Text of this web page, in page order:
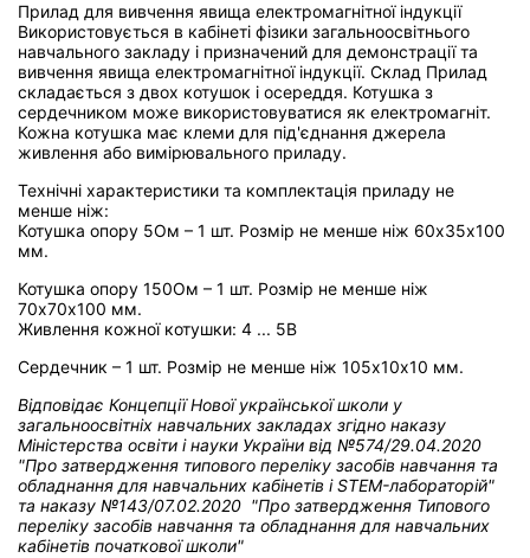
Прилад для вивчення явища електромагнітної індукції
Використовується в кабінеті фізики загальноосвітнього
навчального закладу і призначений для демонстрації та
вивчення явища електромагнітної індукції. Склад Прилад
складається з двох котушок і осереддя. Котушка з
сердечником може використовуватися як електромагніт.
Кожна котушка має клеми для під'єднання джерела
живлення або вимірювального приладу.
Технічні характеристики та комплектація приладу не
менше ніж:
Котушка опору 5Ом – 1 шт. Розмір не менше ніж 60х35х100
мм.
Котушка опору 150Ом – 1 шт. Розмір не менше ніж
70х70х100 мм.
Живлення кожної котушки: 4 ... 5В
Сердечник – 1 шт. Розмір не менше ніж 105х10х10 мм.
Відповідає Концепції Нової української школи у
загальноосвітніх навчальних закладах згідно наказу
Міністерства освіти і науки України від №574/29.04.2020
"Про затвердження типового переліку засобів навчання та
обладнання для навчальних кабінетів і STEM-лабораторій"
та наказу №143/07.02.2020 "Про затвердження Типового
переліку засобів навчання та обладнання для навчальних
кабінетів початкової школи"